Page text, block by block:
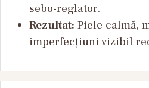
sebo-reglator.
Rezultat: Piele calmă,
imperfecțiuni vizibil